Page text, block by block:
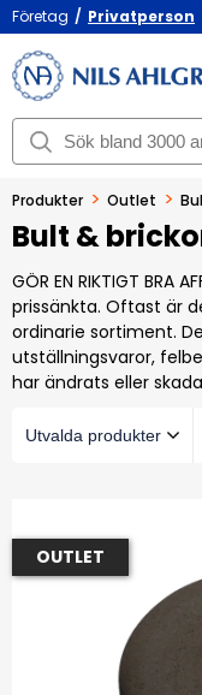
Företag / Privatperson
Produkter > Outlet >
Bult &
GÖR EN RIKTIGT BRA
prissänkta. Oftast är
ordinarie sortiment.
utställningsvaror,
har ändrats eller
OUTLET